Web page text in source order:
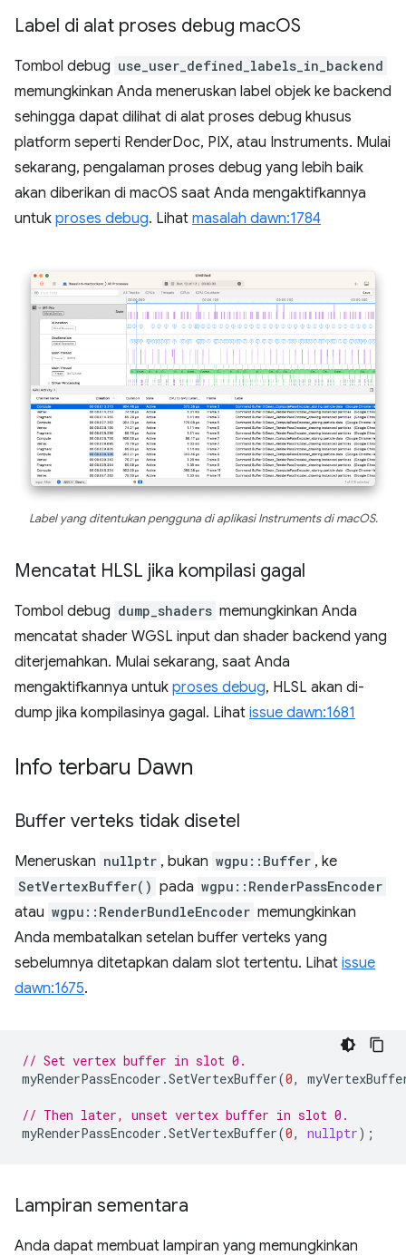
Label di alat proses debug macOS
Tombol debug use_user_defined_labels_in_backend
memungkinkan Anda meneruskan label objek ke backend
sehingga dapat dilihat di alat proses debug khusus
platform seperti RenderDoc, PIX, atau Instruments. Mulai
sekarang, pengalaman proses debug yang lebih baik
akan diberikan di macOS saat Anda mengaktifkannya
untuk proses debug. Lihat masalah dawn:1784
Label yang ditentukan pengguna di aplikasi Instruments di macOS.
Mencatat HLSL jika kompilasi gagal
Tombol debug dump_shaders memungkinkan Anda
mencatat shader WGSL input dan shader backend yang
diterjemahkan. Mulai sekarang, saat Anda
mengaktifkannya untuk proses debug, HLSL akan di-
dump jika kompilasinya gagal. Lihat issue dawn:1681
Info terbaru Dawn
Buffer verteks tidak disetel
Meneruskan nullptr , bukan wgpu::Buffer , ke
SetVertexBuffer() pada wgpu::RenderPassEncoder
atau wgpu::RenderBundleEncoder memungkinkan
Anda membatalkan setelan buffer verteks yang
sebelumnya ditetapkan dalam slot tertentu. Lihat issue
dawn:1675.
// Set vertex buffer in slot 0.
myRenderPassEncoder .SetVertexBuffer(0,
// Then later, unset vertex buffer in slot 0.
myRenderPassEncoder .SetVertexBuffer(0, nullptr);
Lampiran sementara
Anda dapat membuat lampiran yang memungkinkan